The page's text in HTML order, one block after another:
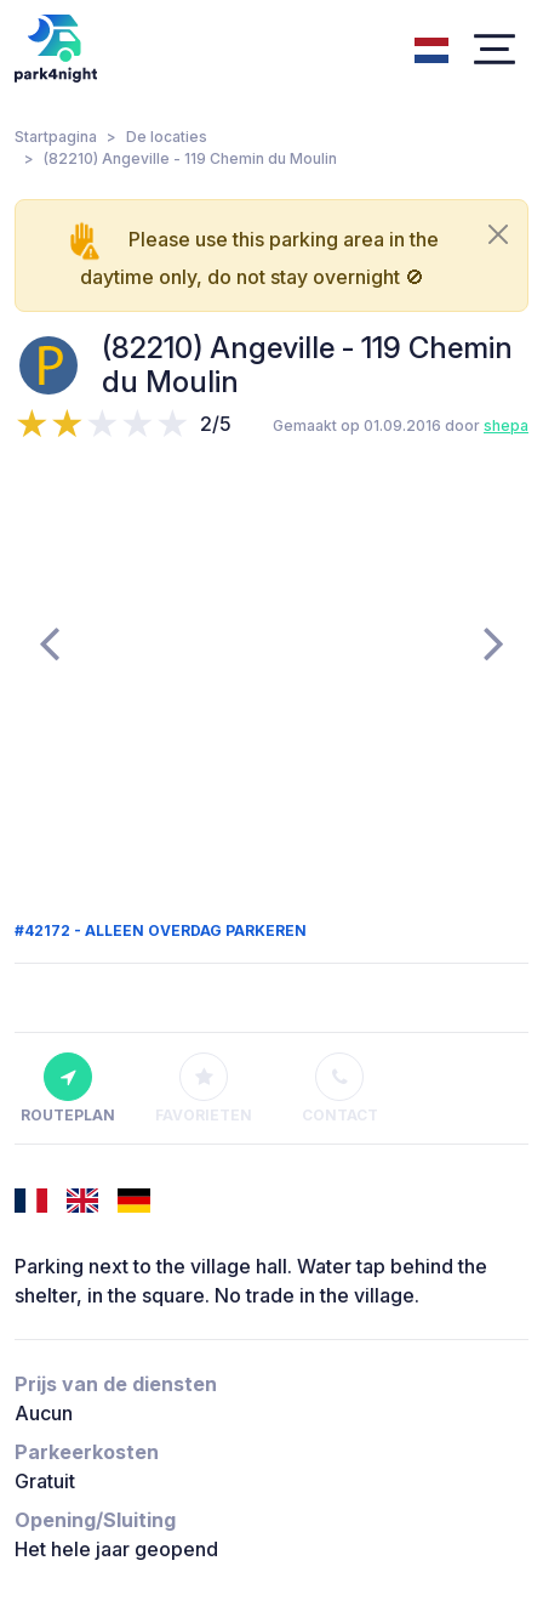
Startpagina
De locaties
(82210) Angeville - 119 Chemin du Moulin
Please use this parking area in the
daytime only, do not stay overnight 🚫
(82210) Angeville - 119 Chemin
du Moulin
2/5 Gemaakt op 01.09.2016 door shepa
#42172 - ALLEEN OVERDAG PARKEREN
ROUTEPLAN FAVORIETEN CONTACT
Parking next to the village hall. Water tap behind the
shelter, in the square. No trade in the village.
Prijs van de diensten
Aucun
Parkeerkosten
Gratuit
Opening/Sluiting
Het hele jaar geopend